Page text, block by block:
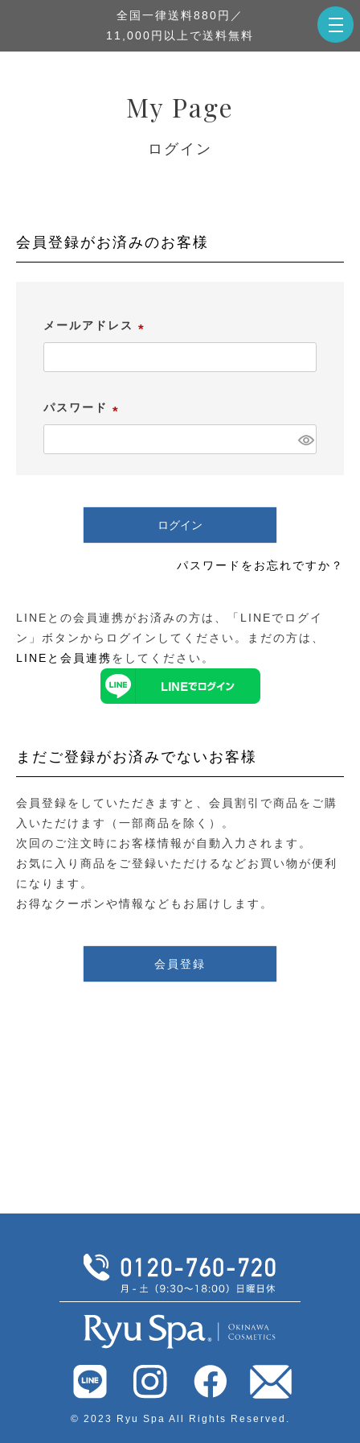
全国一律送料880円／
11,000円以上で送料無料
My Page
ログイン
会員登録がお済みのお客様
メールアドレス
必
パスワード
必
ログイン
パスワードをお忘れですか？
LINEとの会員連携がお済みの方は、「LINEでログイ
ン」ボタンからログインしてください。まだの方は、
LINEと会員連携をしてください。
まだご登録がお済みでないお客様
会員登録をしていただきますと、会員割引で商品をご購
入いただけます（一部商品を除く）。
次回のご注文時にお客様情報が自動入力されます。
お気に入り商品をご登録いただけるなどお買い物が便利
になります。
お得なクーポンや情報などもお届けします。
会員登録
© 2023 Ryu Spa All Rights Reserved.